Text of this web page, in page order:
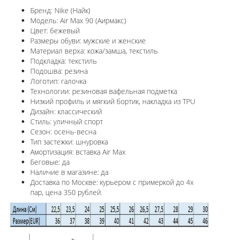
Бренд: Nike (Найк)
Модель: Air Max 90 (Аирмакс)
Цвет: бежевый
Размеры обуви: мужские и женские
Материал верха: кожа/замша, текстиль
Подкладка: текстиль
Подошва: резина
Логотип: галочка
Технологии: резиновая вафельная подметка
Низкий профиль и мягкий бортик, накладка из TPU
Дизайн: классический
Стиль: уличный спорт
Сезон: осень-весна
Тип застежки: шнуровка
Амортизация: вставка Air Max
Беговые: да
Наличие в магазине: да
Доставка по Москве: курьером с примеркой до 4х
пар, цена 350 рублей.